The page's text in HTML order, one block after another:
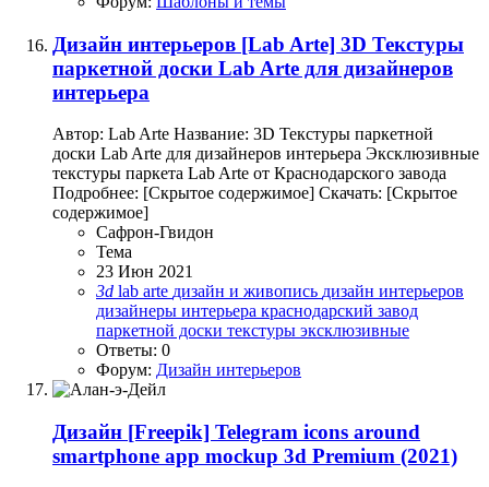
Дизайн интерьеров [Lab Arte] 3D Текстуры
паркетной доски Lab Arte для дизайнеров
интерьера
Автор: Lab Arte Название: 3D Текстуры паркетной
доски Lab Arte для дизайнеров интерьера Эксклюзивные
текстуры паркета Lab Arte от Краснодарского завода
Подробнее: [Скрытое содержимое] Скачать: [Скрытое
содержимое]
Сафрон-Гвидон
Тема
23 Июн 2021
3d lab arte дизайн и живопись дизайн интерьеров
дизайнеры интерьера краснодарский завод
паркетной доски текстуры эксклюзивные
Ответы: 0
Форум: Дизайн интерьеров
Дизайн [Freepik] Telegram icons around
smartphone app mockup 3d Premium (2021)